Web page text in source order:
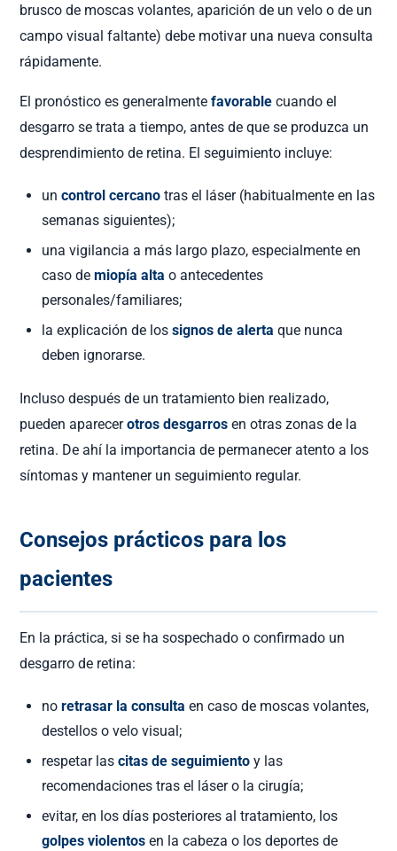
brusco de moscas volantes, aparición de un velo o de un
campo visual faltante) debe motivar una nueva consulta
rápidamente.
El pronóstico es generalmentefavorable cuando el
desgarro se trata a tiempo, antes de que se produzca un
desprendimiento de retina. El seguimiento incluye:
uncontrol cercano tras el láser (habitualmente en las
semanas siguientes);
una vigilancia a más largo plazo, especialmente en
caso demiopía alta o antecedentes
personales/familiares;
la explicación de lossignos de alerta que nunca
deben ignorarse.
Incluso después de un tratamiento bien realizado,
pueden aparecerotros desgarros en otras zonas de la
retina. De ahí la importancia de permanecer atento a los
síntomas y mantener un seguimiento regular.
Consejos prácticos para los
pacientes
En la práctica, si se ha sospechado o confirmado un
desgarro de retina:
noretrasar la consulta en caso de moscas volantes,
destellos o velo visual;
respetar lascitas de seguimiento y las
recomendaciones tras el láser o la cirugía;
evitar, en los días posteriores al tratamiento, los
golpes violentos en la cabeza o los deportes de